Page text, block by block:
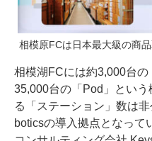
相模原FCは日本最大級の商
相模湖FCには約3,000台
35,000台の「Pod」とい
る「ステーション」数は
boticsの導入拠点となって